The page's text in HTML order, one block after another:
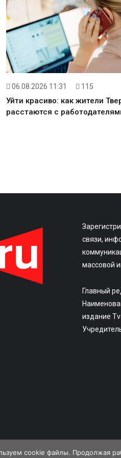
06.08.2026 11:31 115
Уйти красиво: как жители
расстаются с
связи,
массовой
Главный
издание
cookie файлы. Продолжая